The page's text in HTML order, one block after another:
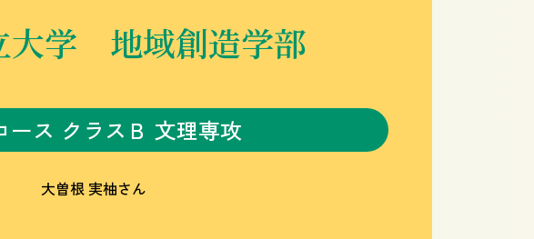
大学 地域創造学部
ース クラスＢ 文理専攻
大曽根 実柚さん